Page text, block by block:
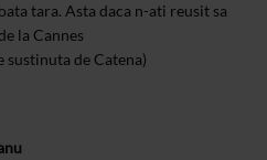
tara. Asta daca n-ati reusit sa
la Cannes
sustinuta de Catena)